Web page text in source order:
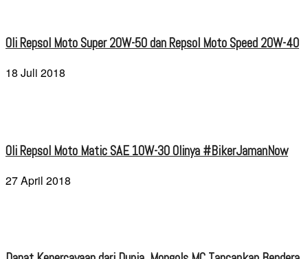
Oli Repsol Moto Super 20W-50 dan Repsol Moto Speed 20W-40
18 Juli 2018
Oli Repsol Moto Matic SAE 10W-30 Olinya #BikerJamanNow
27 April 2018